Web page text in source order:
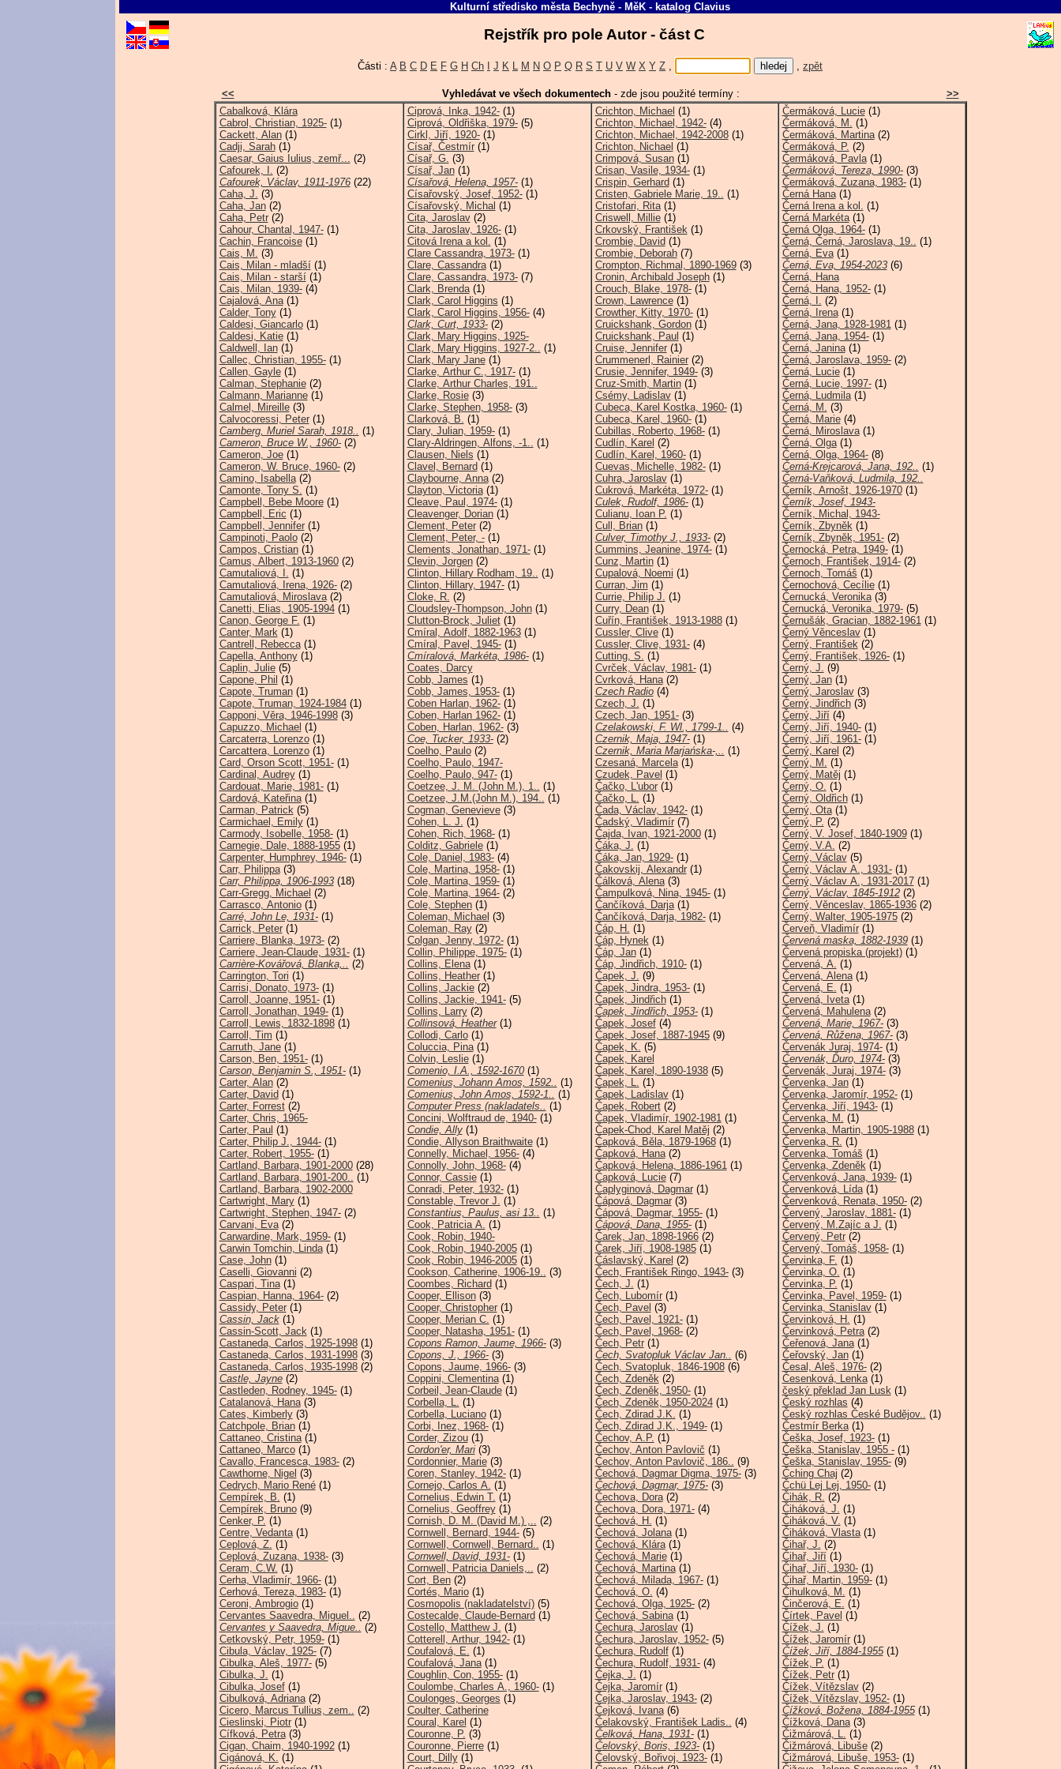
Kulturní středisko města Bechyně - MěK - katalog Clavius
Rejstřík pro pole Autor - část C
Části : A B C D E F G H Ch J K L M N O P Q R S T U V W X Y Z , , zpět
<< Vyhledávat ve všech dokumentech- zde jsou použité termíny :
>>
Cabalková, Klára
Cabrol, Christian, 1925-(1)
Cackett, Alan(1)
Cadji, Sarah(1)
Caesar, Gaius Iulius, zemř... (2)
Cafourek, I. (2)
Cafourek, Václav, 1911-1976(22)
Caha, J. (3)
Caha, Jan(2)
Caha, Petr(2)
Cahour, Chantal, 1947-(1)
Cachin, Francoise(1)
Cais, M. (3)
Cais, Milan - mladší(1)
Cais, Milan - starší(1)
Cais, Milan, 1939-(4)
Cajalová, Ana(1)
Calder, Tony(1)
Caldesi, Giancarlo(1)
Caldesi, Katie(1)
Caldwell, Ian(1)
Callec, Christian, 1955-(1)
Callen, Gayle(1)
Calman, Stephanie(2)
Calmann, Marianne(1)
Calmel, Mireille(3)
Calvocoressi, Peter(1)
Camberg, Muriel Sarah, 1918.. (1)
Cameron, Bruce W., 1960-(2)
Cameron, Joe(1)
Cameron, W. Bruce, 1960-(2)
Camino, Isabella(2)
Camonte, Tony S. (1)
Campbell, Bebe Moore(1)
Campbell, Eric (1)
Campbell, Jennifer(1)
Campinoti, Paolo(2)
Campos, Cristian(1)
Camus, Albert, 1913-1960(2)
Camutaliová, I. (1)
Camutaliová, Irena, 1926-(2)
Camutaliová, Miroslava(2)
Canetti, Elias, 1905-1994(1)
Canon, George F. (1)
Canter, Mark(1)
Cantrell, Rebecca(1)
Capella, Anthony(1)
Caplin, Julie(5)
Capone, Phil (1)
Capote, Truman(1)
Capote, Truman, 1924-1984(1)
Capponi, Věra, 1946-1998(3)
Capuzzo, Michael (1)
Carcaterra, Lorenzo(1)
Carcattera, Lorenzo(1)
Card, Orson Scott, 1951-(1)
Cardinal, Audrey(1)
Cardouat, Marie, 1981-(1)
Cardová, Kateřina(1)
Carman, Patrick(5)
Carmichael, Emily(1)
Carmody, Isobelle, 1958-(1)
Carnegie, Dale, 1888-1955(1)
Carpenter, Humphrey, 1946-(1)
Carr, Philippa(3)
Carr, Philippa, 1906-1993(18)
Carr-Gregg, Michael (2)
Carrasco, Antonio(1)
Carré, John Le, 1931-(1)
Carrick, Peter(1)
Carriere, Blanka, 1973-(2)
Carriere, Jean-Claude, 1931-(1)
Carrière-Kovářová, Blanka,.. (2)
Carrington, Tori (1)
Carrisi, Donato, 1973-(1)
Carroll, Joanne, 1951-(1)
Carroll, Jonathan, 1949-(1)
Carroll, Lewis, 1832-1898(1)
Carroll, Tim (1)
Carruth, Jane(1)
Carson, Ben, 1951-(1)
Carson, Benjamin S., 1951-(1)
Carter, Alan(2)
Carter, David (1)
Carter, Forrest(2)
Carter, Chris, 1965-
Carter, Paul (1)
Carter, Philip J., 1944-(1)
Carter, Robert, 1955-(1)
Cartland, Barbara, 1901-2000(28)
Cartland, Barbara, 1901-200.. (1)
Cartland, Barbara, 1902-2000
Cartwright, Mary(1)
Cartwright, Stephen, 1947-(2)
Carvani, Eva(2)
Carwardine, Mark, 1959-(1)
Carwin Tomchin, Linda(1)
Case, John(1)
Caselli, Giovanni (2)
Caspari, Tina(1)
Caspian, Hanna, 1964-(2)
Cassidy, Peter(1)
Cassin, Jack(1)
Cassin-Scott, Jack(1)
Castaneda, Carlos, 1925-1998(1)
Castaneda, Carlos, 1931-1998(3)
Castaneda, Carlos, 1935-1998(2)
Castle, Jayne(2)
Castleden, Rodney, 1945-(1)
Catalanová, Hana(3)
Cates, Kimberly(3)
Catchpole, Brian(1)
Cattaneo, Cristina(1)
Cattaneo, Marco(1)
Cavallo, Francesca, 1983-(2)
Cawthorne, Nigel (3)
Cedrych, Mario René(1)
Cempírek, B. (1)
Cempírek, Bruno(9)
Cenker, P. (1)
Centre, Vedanta(1)
Ceplová, Z. (1)
Ceplová, Zuzana, 1938-(3)
Ceram, C.W. (1)
Cerha, Vladimír, 1966-(1)
Cerhová, Tereza, 1983-(1)
Ceroni, Ambrogio(1)
Cervantes Saavedra, Miguel.. (2)
Cervantes y Saavedra, Migue.. (2)
Cetkovský, Petr, 1959-(1)
Cibula, Václav, 1925-(7)
Cibulka, Aleš, 1977-(5)
Cibulka, J. (1)
Cibulka, Josef(1)
Cibulková, Adriana(2)
Cicero, Marcus Tullius, zem.. (2)
Cieslinski, Piotr(1)
Cífková, Petra(3)
Cigan, Chaim, 1940-1992(1)
Cigánová, K. (1)
Ciprová, Inka, 1942-(1)
Ciprová, Oldřiška, 1979-(5)
Cirkl, Jiří, 1920-(1)
Císař, Čestmír(1)
Císař, G. (3)
Císař, Jan(1)
Císařová, Helena, 1957-(1)
Císařovský, Josef, 1952-(1)
Císařovský, Michal (1)
Cita, Jaroslav(2)
Cita, Jaroslav, 1926-(1)
Citová Irena a kol. (1)
Clare Cassandra, 1973-(1)
Clare, Cassandra(1)
Clare, Cassandra, 1973-(7)
Clark, Brenda(1)
Clark, Carol Higgins (1)
Clark, Carol Higgins, 1956-(4)
Clark, Curt, 1933-(2)
Clark, Mary Higgins, 1925-
Clark, Mary Higgins, 1927-2.. (1)
Clark, Mary Jane(1)
Clarke, Arthur C., 1917-(1)
Clarke, Arthur Charles, 191..
Clarke, Rosie(3)
Clarke, Stephen, 1958-(3)
Clarková, B. (1)
Clary, Julian, 1959-(1)
Clary-Aldringen, Alfons, -1.. (1)
Clausen, Niels (1)
Clavel, Bernard (1)
Claybourne, Anna(2)
Clayton, Victoria(1)
Cleave, Paul, 1974-(1)
Cleavenger, Dorian(1)
Clement, Peter(2)
Clement, Peter, -(1)
Clements, Jonathan, 1971-(1)
Clevin, Jorgen(2)
Clinton, Hillary Rodham, 19.. (1)
Clinton, Hillary, 1947-(1)
Cloke, R. (2)
Cloudsley-Thompson, John(1)
Clutton-Brock, Juliet(1)
Cmíral, Adolf, 1882-1963(1)
Cmíral, Pavel, 1945-(1)
Cmíralová, Markéta, 1986-(1)
Coates, Darcy
Cobb, James (1)
Cobb, James, 1953-(1)
Coben Harlan, 1962-(1)
Coben, Harlan 1962-(1)
Coben, Harlan, 1962-(3)
Coe, Tucker, 1933-(2)
Coelho, Paulo(2)
Coelho, Paulo, 1947-
Coelho, Paulo, 947-(1)
Coetzee, J. M. (John M.), 1.. (1)
Coetzee, J.M.(John M.), 194.. (1)
Cogman, Genevieve(3)
Cohen, L. J. (1)
Cohen, Rich, 1968-(1)
Colditz, Gabriele(1)
Cole, Daniel, 1983-(4)
Cole, Martina, 1958-(1)
Cole, Martina, 1959-(1)
Cole, Martina, 1964-(2)
Cole, Stephen(1)
Coleman, Michael (3)
Coleman, Ray(2)
Colgan, Jenny, 1972-(1)
Collin, Philippe, 1975-(1)
Collins, Elena(1)
Collins, Heather(1)
Collins, Jackie(2)
Collins, Jackie, 1941-(5)
Collins, Larry(2)
Collinsová, Heather(1)
Collodi, Carlo(1)
Coluccia, Pina(1)
Colvin, Leslie(1)
Comenio, I.A., 1592-1670(1)
Comenius, Johann Amos, 1592.. (1)
Comenius, John Amos, 1592-1.. (1)
Computer Press (nakladatels.. (1)
Concini, Wolftraud de, 1940-(1)
Condie, Ally(1)
Condie, Allyson Braithwaite(1)
Connelly, Michael, 1956-(4)
Connolly, John, 1968-(4)
Connor, Cassie(1)
Conradi, Peter, 1932-(1)
Constable, Trevor J. (1)
Constantius, Paulus, asi 13.. (1)
Cook, Patricia A. (1)
Cook, Robin, 1940-
Cook, Robin, 1940-2005(1)
Cook, Robin, 1946-2005(1)
Cookson, Catherine, 1906-19.. (3)
Coombes, Richard (1)
Cooper, Ellison(3)
Cooper, Christopher(1)
Cooper, Merian C. (1)
Cooper, Natasha, 1951-(1)
Copons Ramon, Jaume, 1966-(3)
Copons, J., 1966-(3)
Copons, Jaume, 1966-(3)
Coppini, Clementina(1)
Corbeil, Jean-Claude(1)
Corbella, L. (1)
Corbella, Luciano(1)
Corbi, Inez, 1968-(1)
Corder, Zizou(1)
Cordon'er, Mari(3)
Cordonnier, Marie(3)
Coren, Stanley, 1942-(1)
Cornejo, Carlos A. (1)
Cornelius, Edwin T. (1)
Cornelius, Geoffrey(1)
Cornish, D. M. (David M.) ,.. (2)
Cornwell, Bernard, 1944-(5)
Cornwell, Cornwell, Bernard.. (1)
Cornwell, David, 1931-(1)
Cornwell, Patricia Daniels,.. (2)
Cort, Ben(2)
Cortés, Mario(1)
Cosmopolis (nakladatelství)(5)
Costecalde, Claude-Bernard (1)
Costello, Matthew J. (1)
Cotterell, Arthur, 1942-(1)
Coufalová, E. (1)
Coufalová, Jana(1)
Coughlin, Con, 1955-(1)
Coulombe, Charles A., 1960-(1)
Coulonges, Georges (1)
Coulter, Catherine
Coural, Karel (1)
Couronne, P. (3)
Couronne, Pierre(1)
Court, Dilly(1)
Crichton, Michael (1)
Crichton, Michael, 1942-(4)
Crichton, Michael, 1942-2008(1)
Crichton, Nichael (1)
Crimpová, Susan(1)
Crisan, Vasile, 1934-(1)
Crispin, Gerhard (1)
Cristen, Gabriele Marie, 19.. (1)
Cristofari, Rita(1)
Criswell, Millie(1)
Crkovský, František(1)
Crombie, David (1)
Crombie, Deborah(7)
Crompton, Richmal, 1890-1969(3)
Cronin, Archibald Joseph(1)
Crouch, Blake, 1978-(1)
Crown, Lawrence(1)
Crowther, Kitty, 1970-(1)
Cruickshank, Gordon(1)
Cruickshank, Paul (1)
Cruise, Jennifer(1)
Crummenerl, Rainier(2)
Crusie, Jennifer, 1949-(3)
Cruz-Smith, Martin(1)
Csémy, Ladislav(1)
Cubeca, Karel Kostka, 1960-(1)
Cubeca, Karel, 1960-(1)
Cubillas, Roberto, 1968-(1)
Cudlín, Karel (2)
Cudlín, Karel, 1960-(1)
Cuevas, Michelle, 1982-(1)
Cuhra, Jaroslav(1)
Cukrová, Markéta, 1972-(1)
Culek, Rudolf, 1986-(1)
Culianu, Ioan P. (1)
Cull, Brian(1)
Culver, Timothy J., 1933-(2)
Cummins, Jeanine, 1974-(1)
Cunz, Martin(1)
Cupalová, Noemi (1)
Curran, Jim (1)
Currie, Philip J. (1)
Curry, Dean(1)
Cuřín, František, 1913-1988(1)
Cussler, Clive(1)
Cussler, Clive, 1931-(4)
Cutting, S. (1)
Cvrček, Václav, 1981-(1)
Cvrková, Hana(2)
Czech Radio(4)
Czech, J. (1)
Czech, Jan, 1951-(3)
Czelakowski, F. Wl., 1799-1.. (4)
Czernik, Maja, 1947-(1)
Czernik, Maria Marjańska-,.. (1)
Czesaná, Marcela(1)
Czudek, Pavel (1)
Čačko, L'ubor(1)
Čačko, L. (1)
Čada, Václav, 1942-(1)
Čadský, Vladimír(7)
Čajda, Ivan, 1921-2000(1)
Čáka, J. (1)
Čáka, Jan, 1929-(1)
Čakovskij, Alexandr(1)
Čálková, Alena(3)
Čampulková, Nina, 1945-(1)
Čančíková, Darja(1)
Čančíková, Darja, 1982-(1)
Čáp, H. (1)
Čáp, Hynek(1)
Čáp, Jan(1)
Čáp, Jindřich, 1910-(1)
Čapek, J. (9)
Čapek, Jindra, 1953-(1)
Čapek, Jindřich(1)
Čapek, Jindřich, 1953-(1)
Čapek, Josef(4)
Čapek, Josef, 1887-1945(9)
Čapek, K. (5)
Čapek, Karel
Čapek, Karel, 1890-1938(5)
Čapek, L. (1)
Čapek, Ladislav(1)
Čapek, Robert(2)
Čapek, Vladimír, 1902-1981(1)
Čapek-Chod, Karel Matěj (2)
Čapková, Běla, 1879-1968(1)
Čapková, Hana(2)
Čapková, Helena, 1886-1961(1)
Čapková, Lucie(7)
Čaplyginová, Dagmar(1)
Čápová, Dagmar(3)
Čápová, Dagmar, 1955-(1)
Čápová, Dana, 1955-(1)
Čarek, Jan, 1898-1966(2)
Čarek, Jiří, 1908-1985(1)
Čáslavský, Karel (2)
Čech, František Ringo, 1943-(3)
Čech, J. (1)
Čech, Lubomír(1)
Čech, Pavel (3)
Čech, Pavel, 1921-(1)
Čech, Pavel, 1968-(2)
Čech, Petr(1)
Čech, Svatopluk Václav Jan.. (6)
Čech, Svatopluk, 1846-1908(6)
Čech, Zdeněk(2)
Čech, Zdeněk, 1950-(1)
Čech, Zdeněk, 1950-2024(1)
Čech, Zdirad J.K. (1)
Čech, Zdirad J.K., 1949-(1)
Čechov, A.P. (1)
Čechov, Anton Pavlovič (1)
Čechov, Anton Pavlovič, 186.. (9)
Čechová, Dagmar Digma, 1975-(3)
Čechová, Dagmar, 1975-(3)
Čechova, Dora(2)
Čechova, Dora, 1971-(4)
Čechová, H. (1)
Čechová, Jolana(1)
Čechová, Klára(1)
Čechová, Marie(1)
Čechová, Martina(1)
Čechová, Milada, 1967-(1)
Čechová, O. (4)
Čechová, Olga, 1925-(2)
Čechová, Sabina(1)
Čechura, Jaroslav(1)
Čechura, Jaroslav, 1952-(5)
Čechura, Rudolf(1)
Čechura, Rudolf, 1931-(4)
Čejka, J. (1)
Čejka, Jaromír(1)
Čejka, Jaroslav, 1943-(2)
Čejková, Ivana(6)
Čelakovský, František Ladis.. (4)
Čelková, Hana, 1931-(1)
Čelovský, Boris, 1923-(1)
Čelovský, Bořivoj, 1923-(1)
Čermáková, Lucie(1)
Čermáková, M. (1)
Čermáková, Martina(2)
Čermáková, P. (2)
Čermáková, Pavla(1)
Čermáková, Tereza, 1990-(3)
Čermáková, Zuzana, 1983-(1)
Černá Hana(1)
Černá Irena a kol. (1)
Černá Markéta(1)
Černá Olga, 1964-(1)
Černá, Černá, Jaroslava, 19.. (1)
Černá, Eva(1)
Černá, Eva, 1954-2023(6)
Černá, Hana
Černá, Hana, 1952-(1)
Černá, I. (2)
Černá, Irena(1)
Černá, Jana, 1928-1981(1)
Černá, Jana, 1954-(1)
Černá, Janina(1)
Černá, Jaroslava, 1959-(2)
Černá, Lucie(1)
Černá, Lucie, 1997-(1)
Černá, Ludmila(1)
Černá, M. (3)
Černá, Marie(4)
Černá, Miroslava(1)
Černá, Olga(1)
Černá, Olga, 1964-(8)
Černá-Krejcarová, Jana, 192.. (1)
Černá-Vaňková, Ludmila, 192..
Černík, Arnošt, 1926-1970(1)
Černík, Josef, 1943-
Černík, Michal, 1943-
Černík, Zbyněk(1)
Černík, Zbyněk, 1951-(2)
Černocká, Petra, 1949-(1)
Černoch, František, 1914-(2)
Černoch, Tomáš (1)
Černochová, Cecílie(1)
Černucká, Veronika(3)
Černucká, Veronika, 1979-(5)
Černušák, Gracian, 1882-1961(1)
Černý Věnceslav(1)
Černý, František(2)
Černý, František, 1926-(1)
Černý, J. (9)
Černý, Jan(1)
Černý, Jaroslav(3)
Černý, Jindřich(3)
Černý, Jiří(4)
Černý, Jiří, 1940-(1)
Černý, Jiří, 1961-(1)
Černý, Karel (2)
Černý, M. (1)
Černý, Matěj (1)
Černý, O. (1)
Černý, Oldřich(1)
Černý, Ota(1)
Černý, P. (2)
Černý, V. Josef, 1840-1909(1)
Černý, V.A. (2)
Černý, Václav(5)
Černý, Václav A., 1931-(1)
Černý, Václav A., 1931-2017(1)
Černý, Václav, 1845-1912(2)
Černý, Věnceslav, 1865-1936(2)
Černý, Walter, 1905-1975(2)
Červeň, Vladimír(1)
Červená maska, 1882-1939(1)
Červená propiska (projekt)(1)
Červená, A. (1)
Červená, Alena(1)
Červená, E. (1)
Červená, Iveta(1)
Červená, Mahulena(2)
Červená, Marie, 1967-(3)
Červená, Růžena, 1967-(3)
Červenák Juraj, 1974-(1)
Červenák, Ďuro, 1974-(3)
Červenák, Juraj, 1974-(3)
Červenka, Jan(1)
Červenka, Jaromír, 1952-(1)
Červenka, Jiří, 1943-(1)
Červenka, M. (1)
Červenka, Martin, 1905-1988(1)
Červenka, R. (1)
Červenka, Tomáš (1)
Červenka, Zdeněk(1)
Červenková, Jana, 1939-(1)
Červenková, Lída(1)
Červenková, Renata, 1950-(2)
Červený, Jaroslav, 1881-(1)
Červený, M.Zajíc a J. (1)
Červený, Petr(2)
Červený, Tomáš, 1958-(1)
Červinka, F. (1)
Červinka, O. (1)
Červinka, P. (1)
Červinka, Pavel, 1959-(1)
Červinka, Stanislav(1)
Červinková, H. (1)
Červinková, Petra(2)
Čeřenová, Jana(1)
Čeřovský, Jan(1)
Česal, Aleš, 1976-(2)
Česenková, Lenka(1)
český překlad Jan Lusk(1)
Český rozhlas (4)
Český rozhlas České Budějov.. (1)
Čestmír Berka(1)
Češka, Josef, 1923-(1)
Češka, Stanislav, 1955 -(1)
Češka, Stanislav, 1955-(9)
Čching Chaj (2)
Čchü Lej Lej, 1950-(1)
Čihák, R. (2)
Čiháková, J. (1)
Čiháková, V. (1)
Čiháková, Vlasta(1)
Čihař, J. (2)
Čihař, Jiří(1)
Čihař, Jiří, 1930-(1)
Čihař, Martin, 1959-(1)
Čihulková, M. (1)
Činčerová, E. (1)
Čírtek, Pavel (1)
Čížek, J. (1)
Čížek, Jaromír(1)
Čížek, Jiří, 1884-1955(1)
Čížek, P. (1)
Čížek, Petr(1)
Čížek, Vítězslav(2)
Čížek, Vítězslav, 1952-(1)
Čížková, Božena, 1884-1955(1)
Čížková, Dana(3)
Čižmárová, L. (1)
Čižmárová, Libuše(2)
Čižmárová, Libuše, 1953-(1)